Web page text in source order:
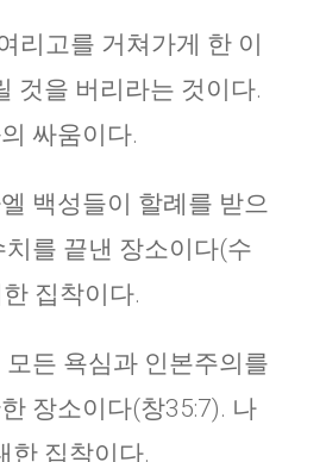
리고를 거쳐가게 한 이
것을 버리라는 것이다.
싸움이다.
백성들이 할례를 받으
를 끝낸 장소이다(수
집착이다.
모든 욕심과 인본주의를
장소이다(창35:7). 나
한 집착이다.